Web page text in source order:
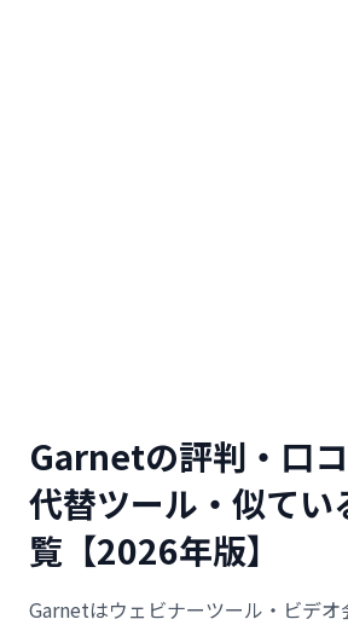
Garnetの評判・口
代替ツール・似てい
覧【2026年版】
Garnetはウェビナーツール・ビデ